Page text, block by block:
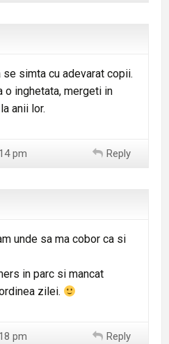
simta cu adevarat copii.
o inghetata, mergeti in
anii lor.
pm Reply
unde sa ma cobor ca si
in parc si mancat
zilei.
pm Reply